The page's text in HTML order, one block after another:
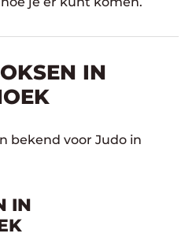
IN
bekend voor Judo in
IN